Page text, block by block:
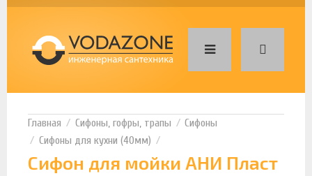
Сифоны, гофры, трапы
Сифоны
Сифоны для кухни (40мм)
Сифон для мойки АНИ Пласт